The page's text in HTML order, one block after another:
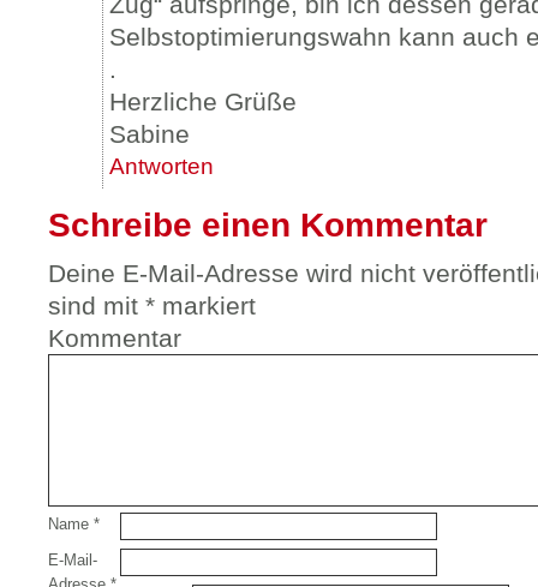
Selbstoptimierungswahn kann auch
.
Herzliche Grüße
Sabine
Antworten
Schreibe einen Kommentar
Deine E-Mail-Adresse wird nicht
sind mit * markiert
Kommentar
Name *
E-Mail-